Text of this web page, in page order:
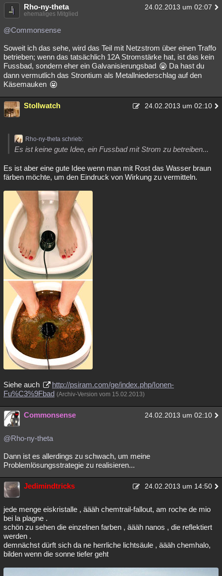
Rho-ny-theta 24.02.2013 um 02:07
ehemaliges Mitglied
@Commonsense
Soweit ich das sehe, wird das Teil mit Netzstrom über einen Traffo
betrieben; wenn das tatsächlich 12A Stromstärke hat, ist das kein
Fussbad, sondern eher ein Galvanisierungsbad
Da hast du
dann vermutlich das Strontium als Metallniederschlag auf den
Käsemauken
Stollwatch 24.02.2013 um 02:10
Rho-ny-theta schrieb:
Es ist keine gute Idee, ein Fussbad mit Strom zu betreiben...
Es ist aber eine gute Idee wenn man mit Rost das Wasser braun
färben möchte, um den Eindruck von Wirkung zu vermitteln.
Siehe auch
http://psiram.com/ge/index.php/Ionen-
Fu%C3%9Fbad (Archiv-Version vom 15.02.2013)
Commonsense 24.02.2013 um 02:10
@Rho-ny-theta
Dann ist es allerdings zu schwach, um meine
Problemlösungsstrategie zu realisieren...
Jedimindtricks 24.02.2013 um 14:50
jede menge eiskristalle , äääh chemtrail-fallout, am roche de mio
bei la plagne .
schön zu sehen die einzelnen farben , äääh nanos , die reflektiert
werden .
demnächst dürft sich da ne herrliche lichtsäule , äääh chemhalo,
bilden wenn die sonne tiefer geht